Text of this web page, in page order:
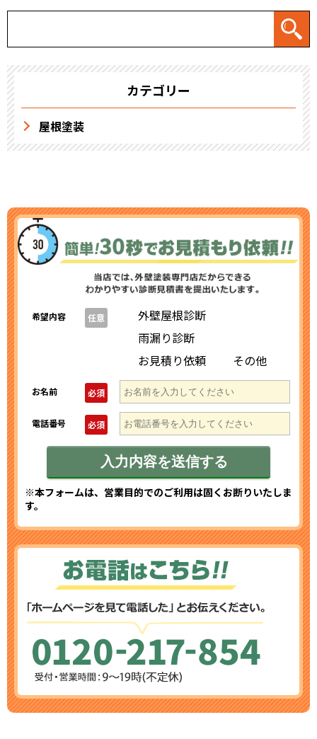
カテゴリー
屋根塗装
希望内容 任意
外壁屋根診断
雨漏り診断
お見積り依頼
その他
お名前 必須
電話番号 必須
※本フォームは、営業目的でのご利用は固くお断りいたしま
す。